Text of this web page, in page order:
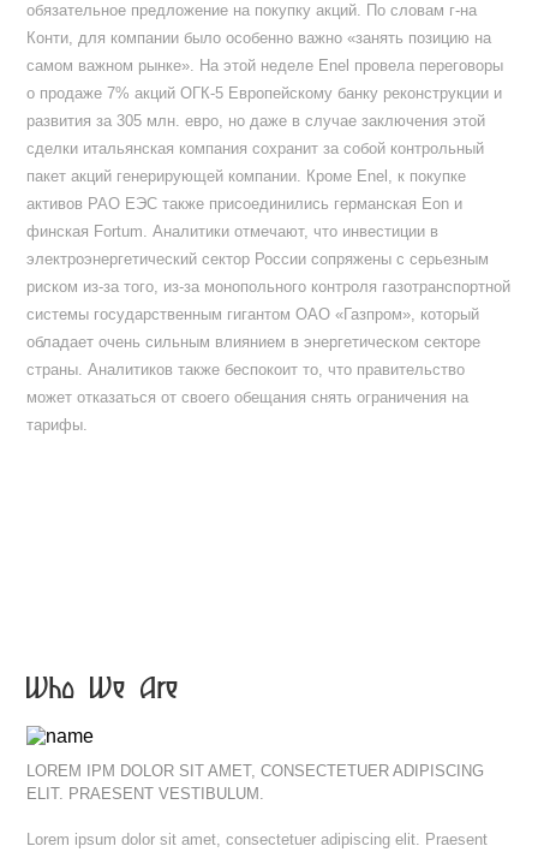
обязательное предложение на покупку акций. По словам г-на
Конти, для компании было особенно важно «занять позицию на
самом важном рынке». На этой неделе Enel провела переговоры
о продаже 7% акций ОГК-5 Европейскому банку реконструкции и
развития за 305 млн. евро, но даже в случае заключения этой
сделки итальянская компания сохранит за собой контрольный
пакет акций генерирующей компании. Кроме Enel, к покупке
активов РАО ЕЭС также присоединились германская Eon и
финская Fortum. Аналитики отмечают, что инвестиции в
электроэнергетический сектор России сопряжены с серьезным
риском из-за того, из-за монопольного контроля газотранспортной
системы государственным гигантом ОАО «Газпром», который
обладает очень сильным влиянием в энергетическом секторе
страны. Аналитиков также беспокоит то, что правительство
может отказаться от своего обещания снять ограничения на
тарифы.
Who We Are
LOREM IPM DOLOR SIT AMET, CONSECTETUER ADIPISCING
ELIT. PRAESENT VESTIBULUM.
Lorem ipsum dolor sit amet, consectetuer adipiscing elit. Praesent